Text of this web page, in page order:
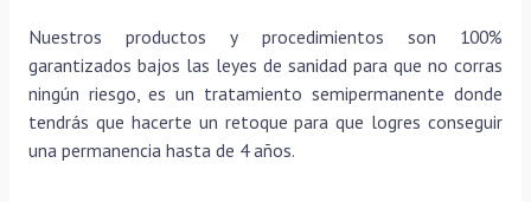
Nuestros productos y procedimientos son 100%
garantizados bajos las leyes de sanidad para que no corras
ningún riesgo, es un tratamiento semipermanente donde
tendrás que hacerte un retoque para que logres conseguir
una permanencia hasta de 4 años.